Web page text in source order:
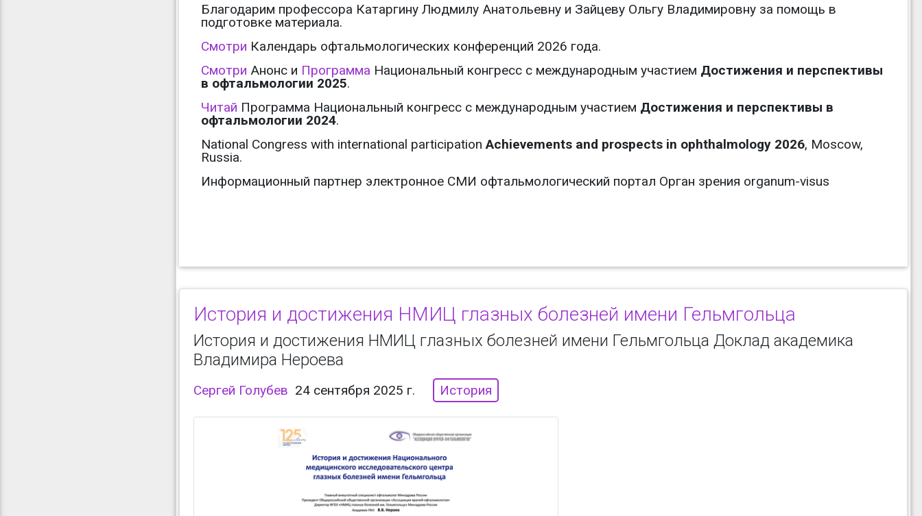
Благодарим профессора Катаргину Людмилу Анатольевну и Зайцеву Ольгу Владимировну за помощь в
подготовке материала.
Смотри Календарь офтальмологических конференций 2026 года.
Смотри Анонс и Программа Национальный конгресс с международным участием Достижения и перспективы
в офтальмологии 2025.
Читай Программа Национальный конгресс с международным участием Достижения и перспективы в
офтальмологии 2024.
National Congress with international participationAchievements and prospects in ophthalmology 2026, Moscow,
Russia.
Информационный партнер электронное СМИ офтальмологический портал Орган зрения organum-visus
История и достижения НМИЦ глазных болезней имени Гельмгольца
История и достижения НМИЦ глазных болезней имени Гельмгольца Доклад академика
Владимира Нероева
Сергей Голубев 24 сентября 2025 г. История